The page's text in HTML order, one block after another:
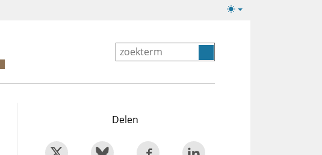
Lichte/donkere
Delen